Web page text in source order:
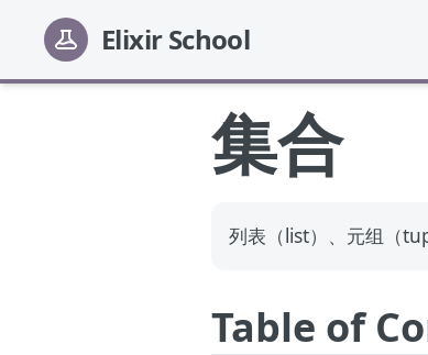
Elixir School
集合
列表（list）、元组（
Table of